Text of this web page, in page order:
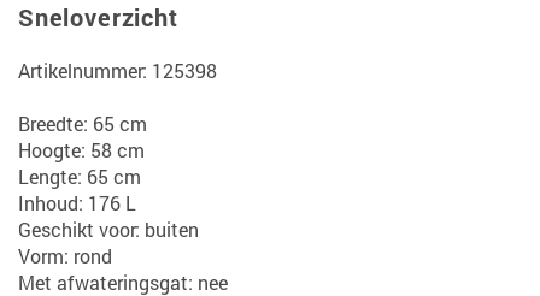
Sneloverzicht
Artikelnummer: 125398
Breedte: 65 cm
Hoogte: 58 cm
Lengte: 65 cm
Inhoud: 176 L
Geschikt voor: buiten
Vorm: rond
Met afwateringsgat: nee